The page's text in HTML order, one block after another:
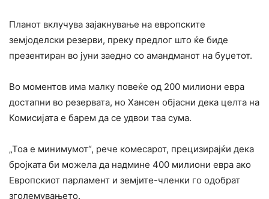
Планот вклучува зајакнување на европските
земјоделски резерви, преку предлог што ќе биде
презентиран во јуни заедно со амандманот на буџетот.
Во моментов има малку повеќе од 200 милиони евра
достапни во резервата, но Хансен објасни дека целта на
Комисијата е барем да се удвои таа сума.
„Тоа е минимумот“, рече комесарот, прецизирајќи дека
бројката би можела да надмине 400 милиони евра ако
Европскиот парламент и земјите-членки го одобрат
зголемувањето.